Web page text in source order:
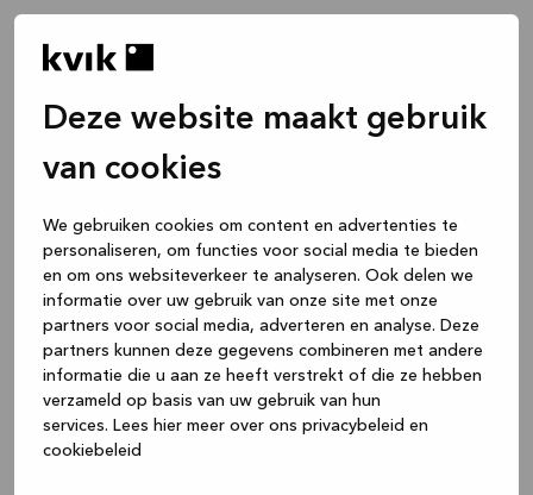
Deze website maakt gebruik
van cookies
We gebruiken cookies om content en advertenties te
personaliseren, om functies voor social media te bieden
en om ons websiteverkeer te analyseren. Ook delen we
informatie over uw gebruik van onze site met onze
partners voor social media, adverteren en analyse. Deze
partners kunnen deze gegevens combineren met andere
informatie die u aan ze heeft verstrekt of die ze hebben
verzameld op basis van uw gebruik van hun
services. Lees hier meer over ons privacybeleid en
cookiebeleid